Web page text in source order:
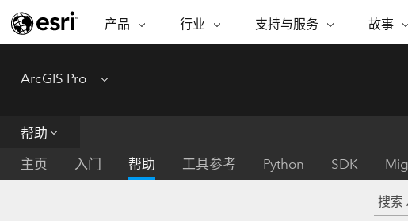
产品
ARCGIS
完整的 SaaS 制图平台
功能
将位置引入分析
集成、编辑和
行业
行业
保护
州和地方政府
专题倡议
支持与服务
支持与服务 故事
ESRI 故事
现实
客
ArcGIS Pro Menu
帮助
主页
入门 帮助 工具参考 Python SDK